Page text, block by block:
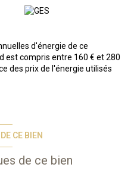
sol vient compléter ce
issues de la phototèque Odalys*
ce bien est exposé sont
:
www.georisques.gouv.fr
d'énergie de ce
est compris entre 160 € et 280
des prix de l'énergie utilisés
CE BIEN
de ce bien